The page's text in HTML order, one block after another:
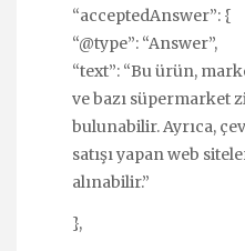
“acceptedAnswer”: {
“@type”: “Answer”,
“text”: “Bu ürün,
ve bazı süpermarket
bulunabilir. Ayrıca,
satışı yapan web
alınabilir.”
},